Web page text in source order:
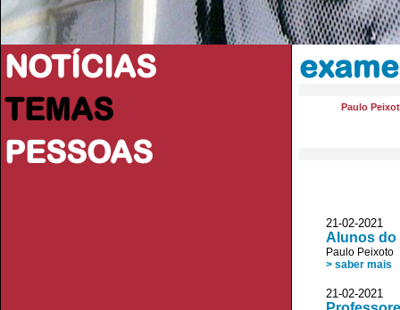
NOTÍCIAS
TEMAS
PESSOAS
Paulo
21-02-
Alunos do
Paulo Peixoto
> saber mais
21-02-